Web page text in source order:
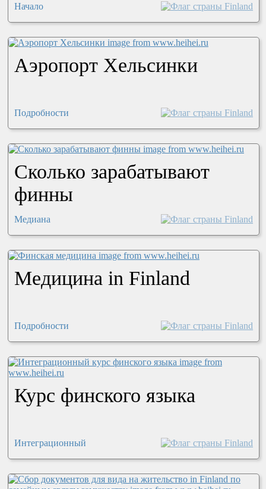
Начало
Аэропорт Хельсинки
Подробности
Сколько зарабатывают
финны
Медиана
Медицина in Finland
Подробности
Курс финского языка
Интеграционный